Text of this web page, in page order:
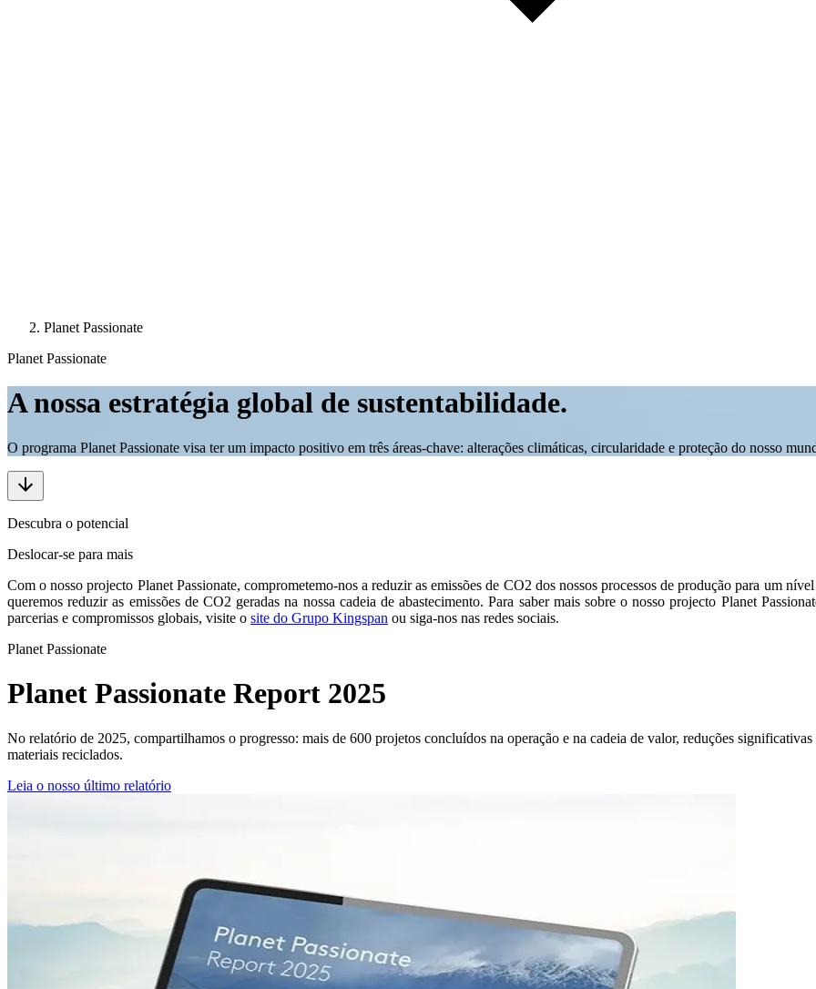
Planet Passionate
Planet Passionate
A nossa estratégia global de sustentabilidade.
O programa Planet Passionate visa ter um impacto positivo em três áreas-chave: alterações climáticas, circularidade e proteção do nosso
Descubra o potencial
Deslocar-se para mais
Com o nosso projecto Planet Passionate, comprometemo-nos a reduzir as emissões de CO2 dos nossos processos de produção para um
queremos reduzir as emissões de CO2 geradas na nossa cadeia de abastecimento. Para saber mais sobre o nosso projecto Planet
parcerias e compromissos globais, visite o site do Grupo Kingspan ou siga-nos nas redes sociais.
Planet Passionate
Planet Passionate Report 2025
No relatório de 2025, compartilhamos o progresso: mais de 600 projetos concluídos na operação e na cadeia de valor, reduções
materiais reciclados.
Leia o nosso último relatório